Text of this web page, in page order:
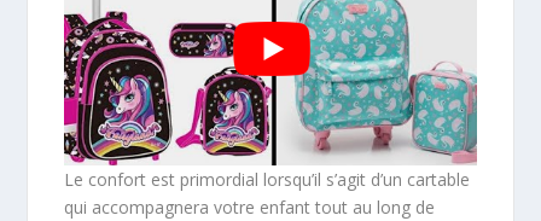
Le confort est primordial lorsqu’il s’agit d’un cartable
qui accompagnera votre enfant tout au long de